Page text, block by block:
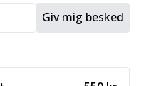
Giv mig besked